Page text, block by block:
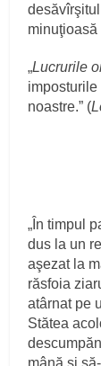
minuţioasă
„Lucrurile
noastre.” (
„În timpul
dus la un
aşezat la
răsfoia
atârnat pe
Stătea
mână şi